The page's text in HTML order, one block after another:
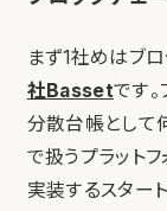
まず1社めはブ
社Bassetです
分散台帳として
で扱うプラット
実装するスター